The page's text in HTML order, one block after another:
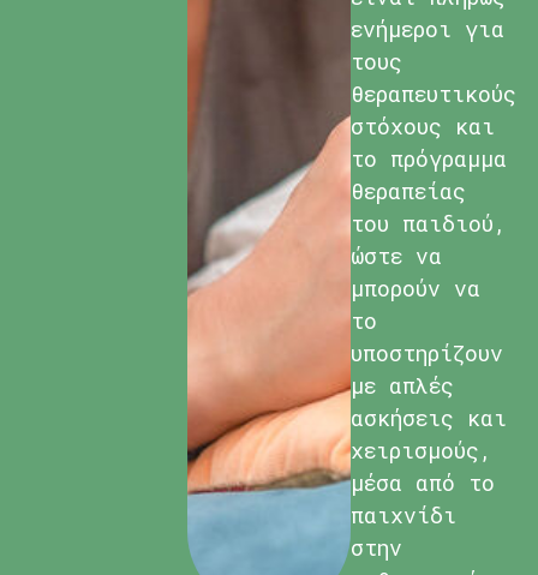
ενήμεροι για
τους
θεραπευτικούς
στόχους και
το πρόγραμμα
θεραπείας
του παιδιού,
ώστε να
μπορούν να
το
υποστηρίζουν
με απλές
ασκήσεις και
χειρισμούς,
μέσα από το
παιχνίδι
στην